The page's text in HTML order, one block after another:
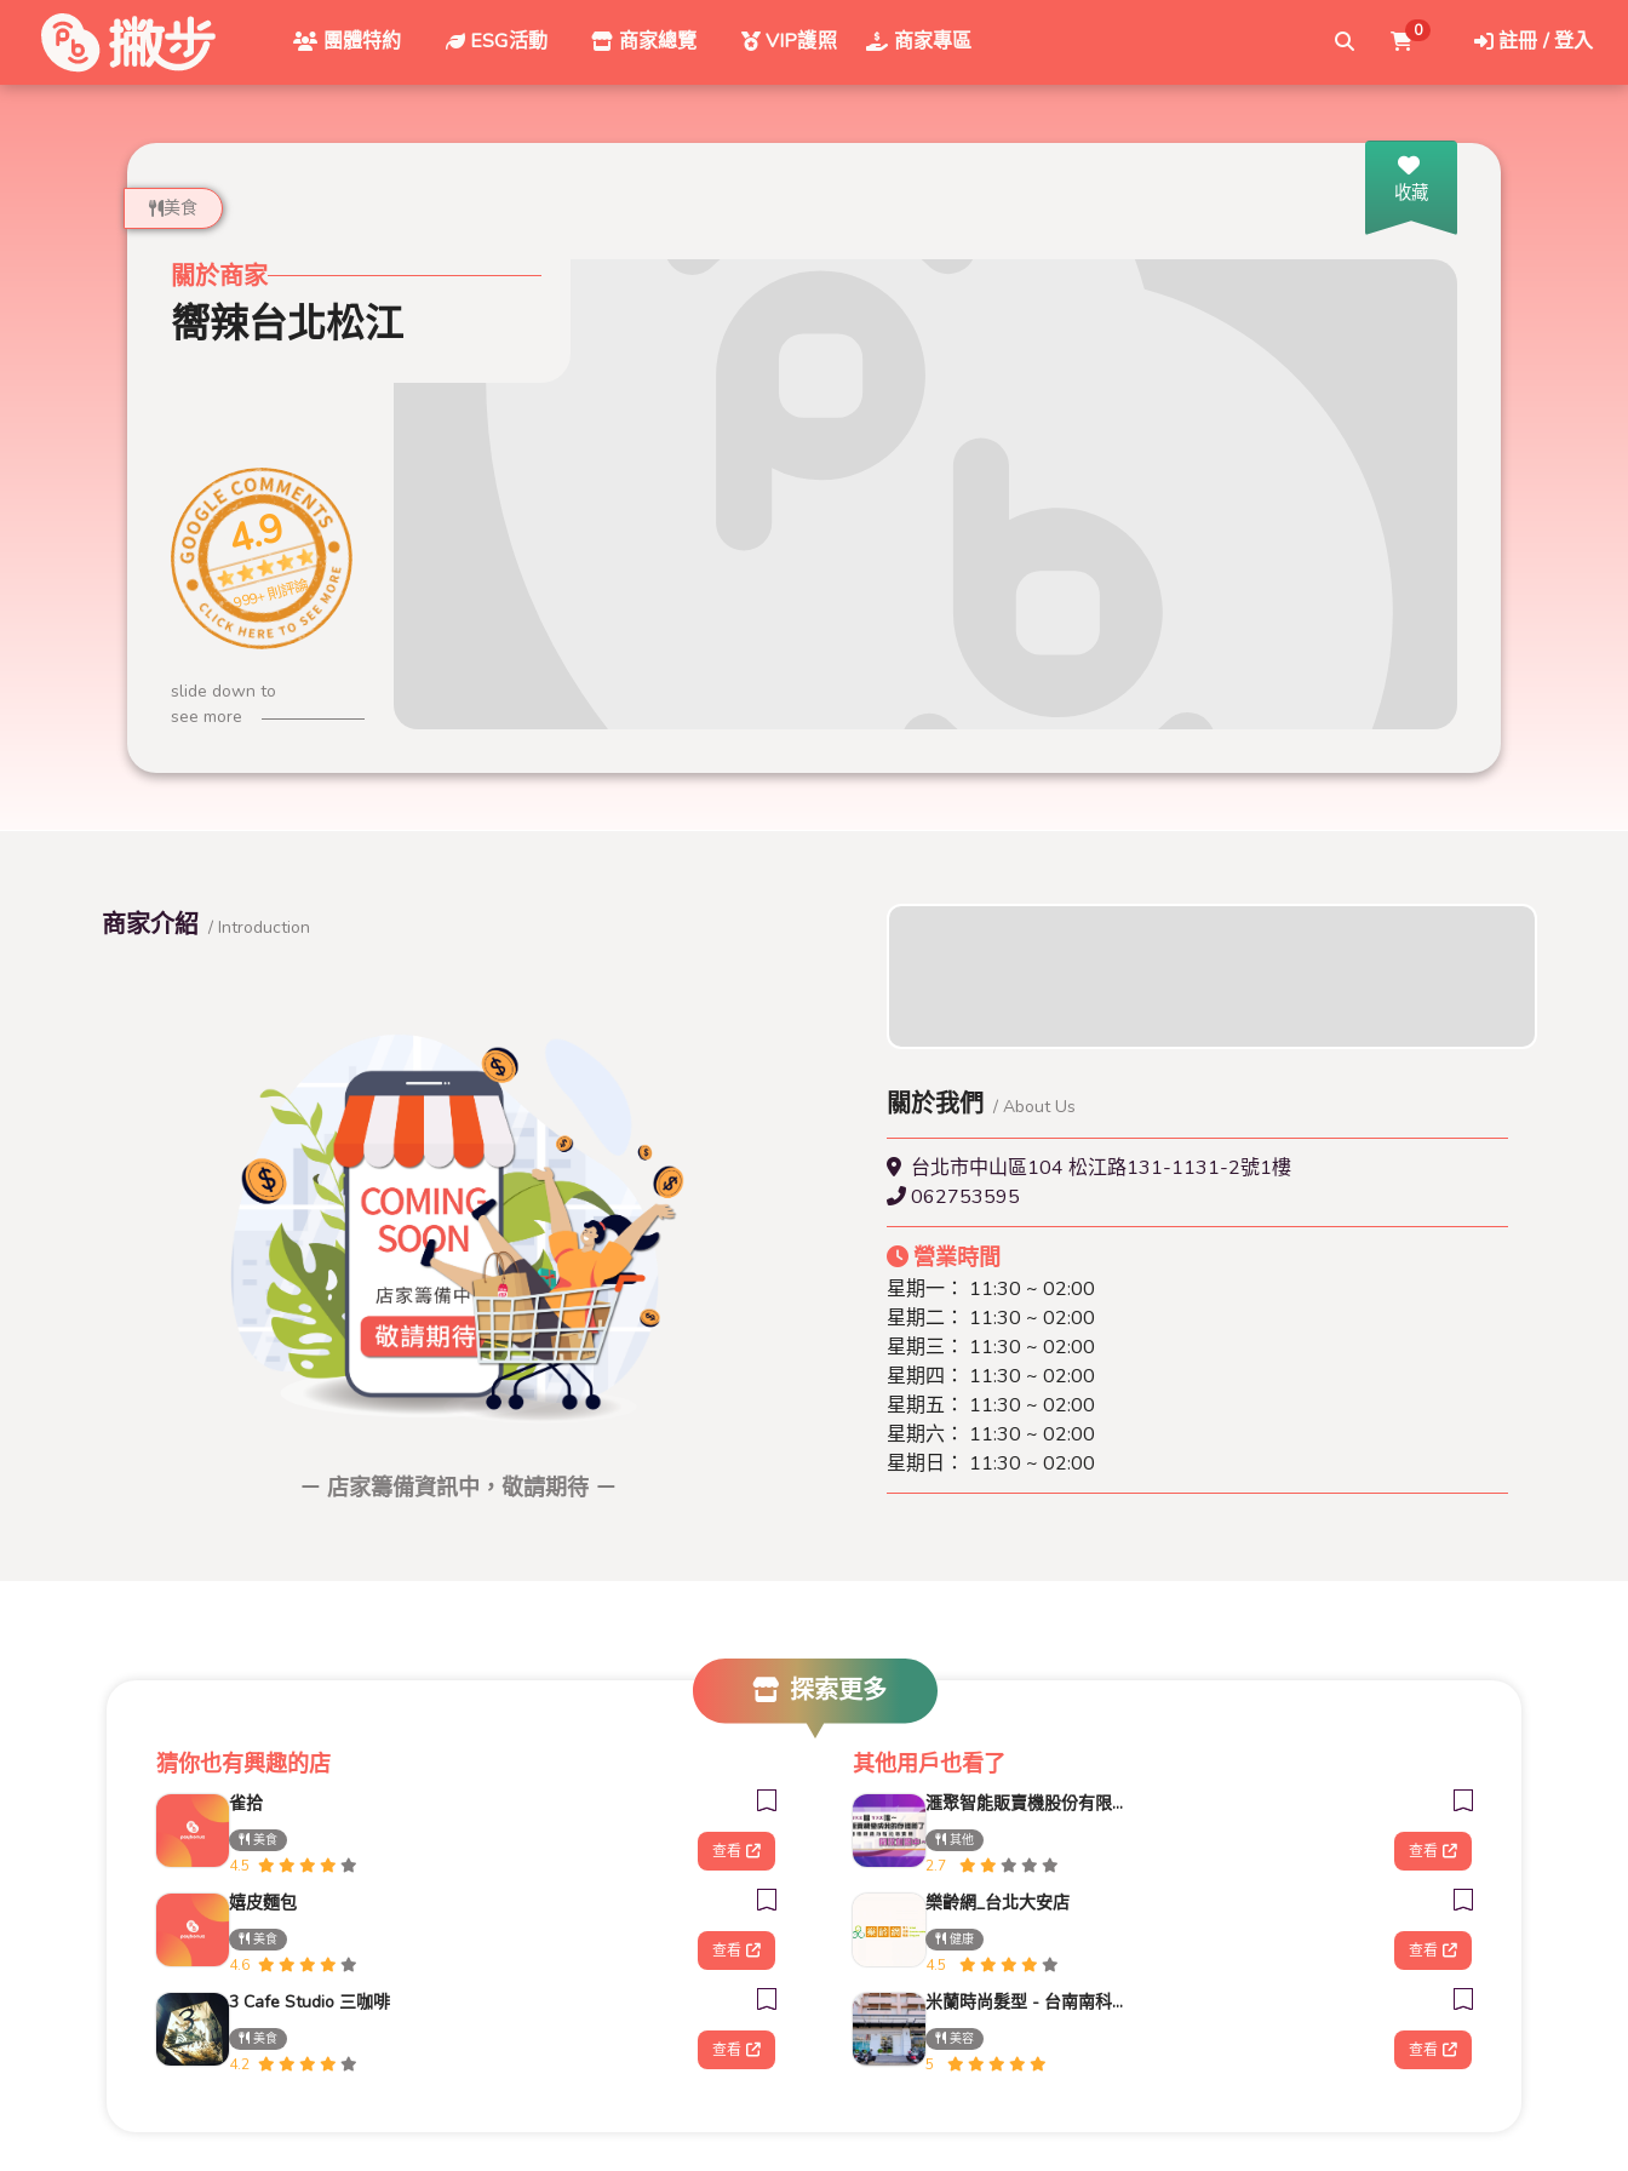
團體特約 ESG活動 商家總覽 VIP護照 商家專區 0 註冊 / 登入
收藏
美食
關於商家
嚮辣台北松江
4.9
999+ 則評論
slide down to
see more
商家介紹 / Introduction
－ 店家籌備資訊中，敬請期待 －
關於我們 / About Us
台北市中山區104 松江路131-1131-2號1樓
062753595
營業時間
星期一： 11:30 ~ 02:00
星期二： 11:30 ~ 02:00
星期三： 11:30 ~ 02:00
星期四： 11:30 ~ 02:00
星期五： 11:30 ~ 02:00
星期六： 11:30 ~ 02:00
星期日： 11:30 ~ 02:00
探索更多
猜你也有興趣的店
雀拾
美食
4.5
查看
嬉皮麵包
美食
4.6
查看
3 Cafe Studio 三咖啡
美食
4.2
查看
其他用戶也看了
滙聚智能販賣機股份有限公司
其他
2.7
查看
樂齡網_台北大安店
健康
4.5
查看
米蘭時尚髮型 - 台南南科新市旗艦店
美容
5
查看